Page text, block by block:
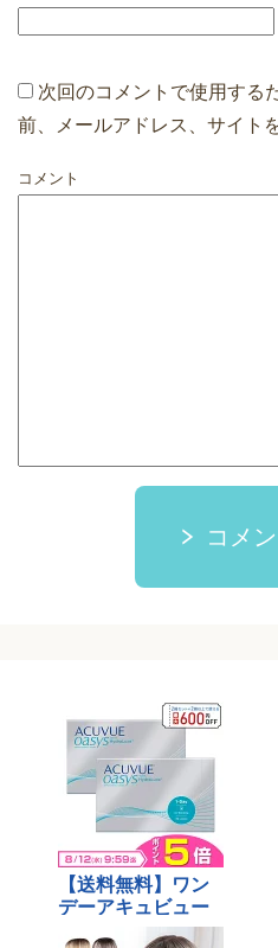
次回のコメントで使用する
前、メールアドレス、サイト
コメント
コメ